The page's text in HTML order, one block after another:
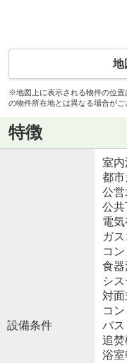
地
※地図上に表示される物件の位
の物件所在地とは異なる場合がご
特徴
設備条件
室
都市
公営
公共
電気
ガ
コ
食
シ
対
コ
バス
追焚
浴